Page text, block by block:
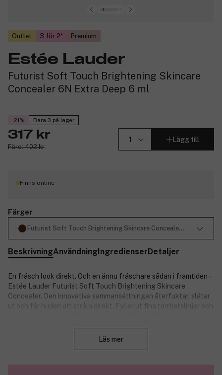
Outlet 3 för 2 Premium
Estée Lauder
Futurist Soft Touch Brightening Skincare
Concealer 6N Extra Deep 6 ml
-21% Bara 3 på lager
317 kr
Före: 402 kr
Lägg till
Finns online
Färger
Futurist Soft Touch Brightening Skincare Concealer 6N Extra
BeskrivningAnvändning Ingredienser Detaljer
En fräsch look direkt. Och en ännu fräschare sådan i framtiden –
Estée Lauder Futurist Soft Touch Brightening Skincare
Concealer. Den innovativa sammansättningen återfuktar, slätar
ut och får huden att stråla direkt. Fyller ut fina torrhetslinjer och
uppljusande concealer med medelhög till hög täckning – å den
Efter en vecka: märkbart ökad lyster och fukt.
Läs mer